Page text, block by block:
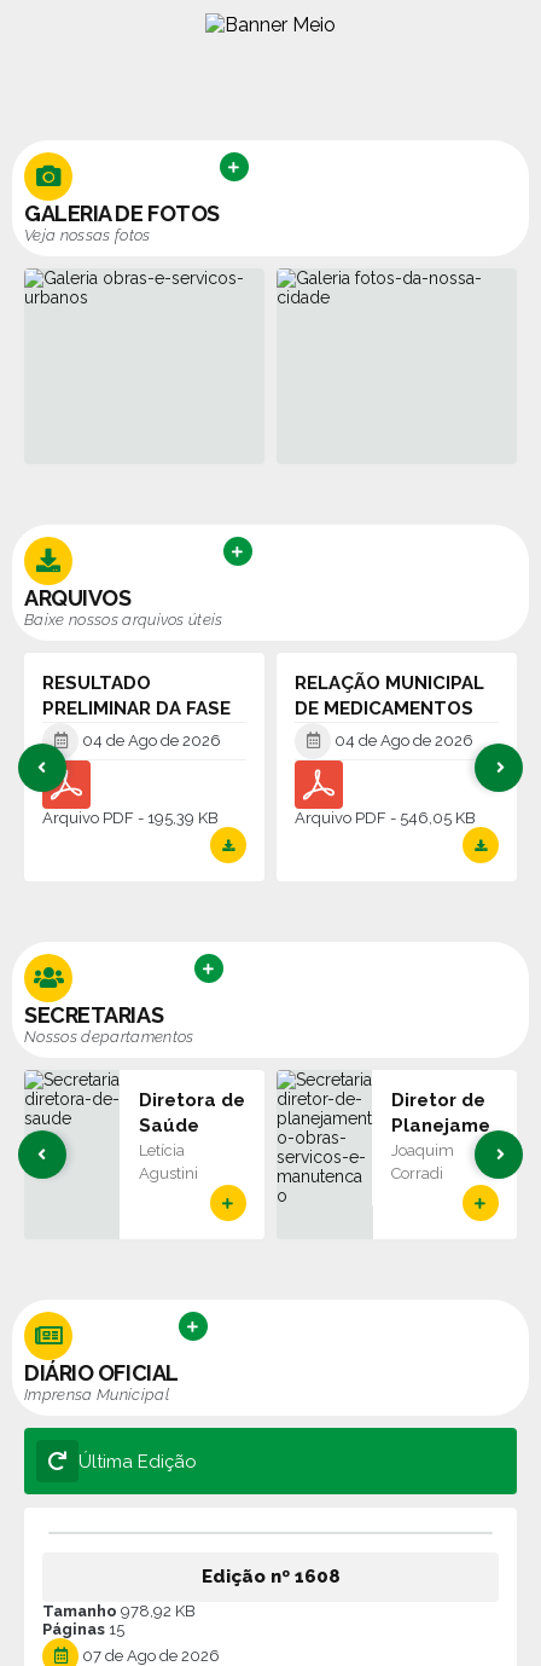
GALERIA DE FOTOS
Veja nossas fotos
VER MAIS
ARQUIVOS
Baixe nossos arquivos úteis
VER MAIS
RESULTADO
PRELIMINAR DA FASE
DE SELEÇÃO
04 de Ago de 2026
PDF 195,39 KB
RELAÇÃO MUNICIPAL
DE MEDICAMENTOS
ESSENCIAIS
04 de Ago de 2026
PDF 546,05 KB
SECRETARIAS
Nossos departamentos
VER MAIS
Diretora de
Saúde
Letícia
Agustini
Diretor de
Planejame
nto, Obras,
Serviços e
Manutençã
Joaquim
Corradi
DIÁRIO OFICIAL
Imprensa Municipal
VER MAIS
Última Edição
Edição nº 1608
Tamanho 978,92 KB
Páginas 15
07 de Ago de 2026